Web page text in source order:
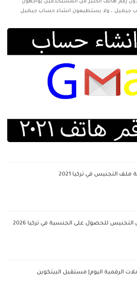
رقم هاتف الكثير من المستخدمين يواجهون
جيميل ، ولا يستطيعون انشاء حساب جيميل
ملف التجنيس في تركيا 2021
للحصول على الجنسية في تركيا 2026
الرقمية اليوم| مستقبل البيتكوين